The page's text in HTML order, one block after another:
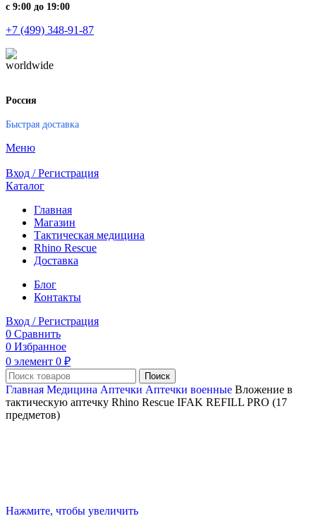
с 9:00 до 19:00
+7 (499) 348-91-87
Россия
Быстрая доставка
Меню
Вход / Регистрация
Каталог
Главная
Магазин
Тактическая медицина
Rhino Rescue
Доставка
Блог
Контакты
Вход / Регистрация
0 Сравнить
0 Избранное
0 элемент 0 ₽
Поиск
Главная Медицина Аптечки Аптечки военные Вложение в
тактическую аптечку Rhino Rescue IFAK REFILL PRO (17
предметов)
Нажмите, чтобы увеличить